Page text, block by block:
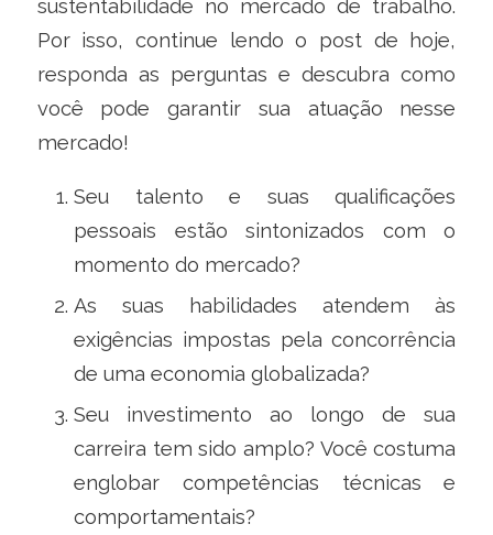
sustentabilidade no mercado de trabalho.
Por isso, continue lendo o post de hoje,
responda as perguntas e descubra como
você pode garantir sua atuação nesse
mercado!
Seu talento e suas qualificações
pessoais estão sintonizados com o
momento do mercado?
As suas habilidades atendem às
exigências impostas pela concorrência
de uma economia globalizada?
Seu investimento ao longo de sua
carreira tem sido amplo? Você costuma
englobar competências técnicas e
comportamentais?